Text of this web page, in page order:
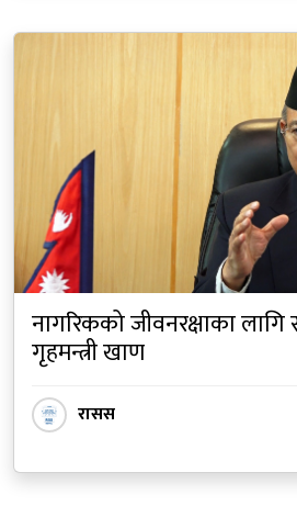
नागरिकको जीवनरक्षाका लागि
गृहमन्त्री खाण
रासस